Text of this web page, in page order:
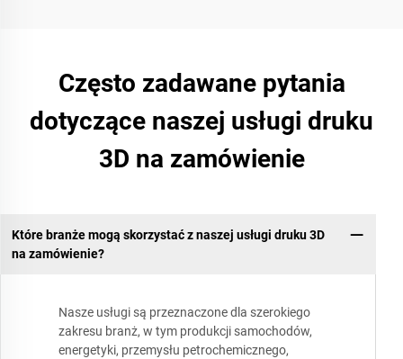
Często zadawane pytania
dotyczące naszej usługi druku
3D na zamówienie
Które branże mogą skorzystać z naszej usługi druku 3D
na zamówienie?
Nasze usługi są przeznaczone dla szerokiego
zakresu branż, w tym produkcji samochodów,
energetyki, przemysłu petrochemicznego,